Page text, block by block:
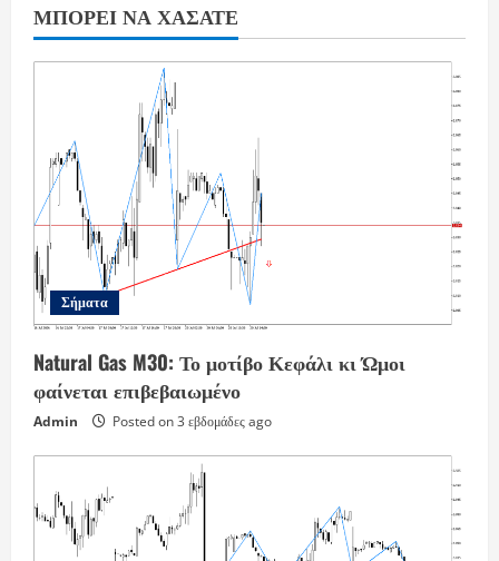
ΜΠΟΡΕΊ ΝΑ ΧΆΣΑΤΕ
Σήματα
Natural Gas M30: Το μοτίβο Κεφάλι κι Ώμοι
φαίνεται επιβεβαιωμένο
Admin Posted on 3 εβδομάδες ago